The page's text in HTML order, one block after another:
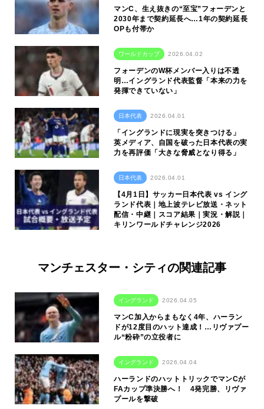
マンC、生え抜きの“至宝”フォーデンと
2030年まで契約延長へ…1年の契約延長
OPも付帯か
ワールドカップ 2026.04.02
フォーデンのW杯メンバー入りは不透
明…イングランド代表監督「本来の力を
発揮できていない」
日本代表 2026.04.01
「イングランドに現実を突きつける」
英メディア、自国を破った日本代表の実
力を再評価「大きな脅威となり得る」
日本代表 2026.04.01
【4月1日】サッカー日本代表 vs イング
ランド代表｜地上波テレビ放送・ネット
配信・中継｜スコア結果｜実況・解説｜
キリンワールドチャレンジ2026
マンチェスター・シティの関連記事
イングランド 2026.04.05
マンC加入からまもなく4年、ハーラン
ドが12度目のハット達成！…リヴァプー
ル“粉砕”の立役者に
イングランド 2026.04.04
ハーランドのハットトリックでマンCが
FAカップ準決勝へ！ 4発完勝、リヴァ
プールを撃破